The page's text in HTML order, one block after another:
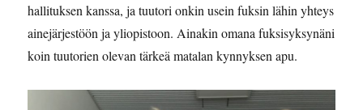
hallituksen kanssa, ja tuutori onkin usein fuksin lähin yhteys
ainejärjestöön ja yliopistoon. Ainakin omana fuksisyksynäni
koin tuutorien olevan tärkeä matalan kynnyksen apu.